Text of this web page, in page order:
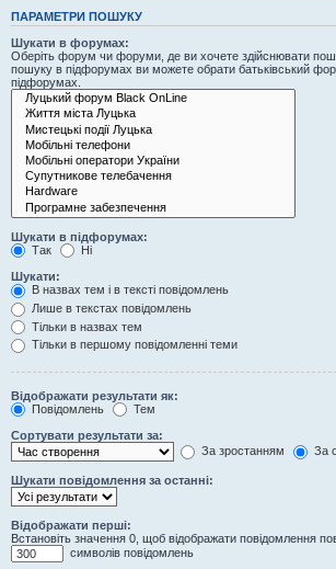
ПАРАМЕТРИ ПОШУКУ
Шукати в форумах:
Оберіть форум чи форуми, де ви хочете здійснювати
пошуку в підфорумах ви можете обрати батьківський
підфорумах.
Шукати в підфорумах:
Так
Ні
Шукати:
В назвах тем і в тексті повідомлень
Лише в текстах повідомлень
Тільки в назвах тем
Тільки в першому повідомленні теми
Відображати результати як:
Повідомлень
Тем
Сортувати результати за:
За зростанням
За
Шукати повідомлення за останні:
Відображати перші:
Встановіть значення 0, щоб відображати повідомлення
символів повідомлень